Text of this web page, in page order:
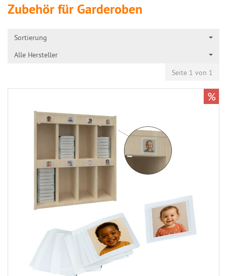
Zubehör für Garderoben
Sortierung
Alle Hersteller
Seite 1 von 1
%